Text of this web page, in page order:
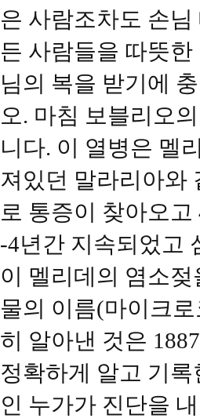
은 사람조차도 손
든 사람들을 따뜻
님의 복을 받기에
오. 마침 보블리오
니다. 이 열병은 멜
져있던 말라리아와
로 통증이 찾아오
-4년간 지속되었고
이 멜리데의 염소
물의 이름(마이크
히 알아낸 것은
정확하게 알고 기
인 누가가 진단을